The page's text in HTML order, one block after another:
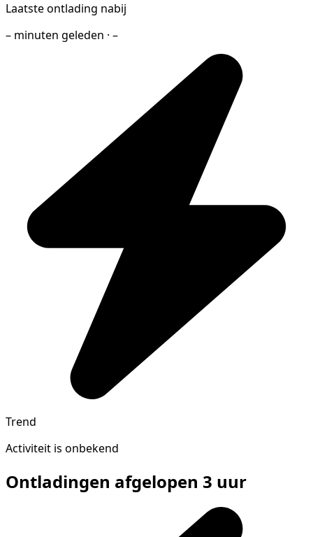
Laatste ontlading nabij
– minuten geleden · –
Trend
Activiteit is onbekend
Ontladingen afgelopen 3 uur